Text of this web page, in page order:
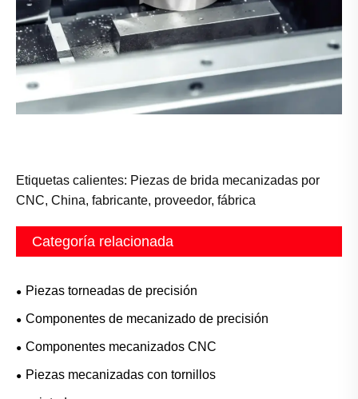
Etiquetas calientes: Piezas de brida mecanizadas por
CNC, China, fabricante, proveedor, fábrica
Categoría relacionada
Piezas torneadas de precisión
Componentes de mecanizado de precisión
Componentes mecanizados CNC
Piezas mecanizadas con tornillos